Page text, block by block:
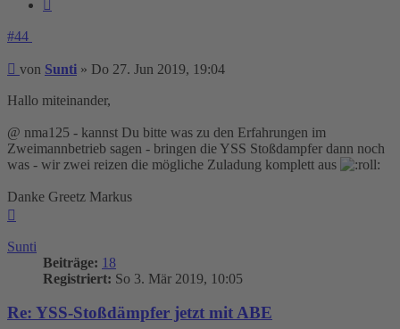
#44
Beitrag
von Sunti » Do 27. Jun 2019, 19:04
Hallo miteinander,
@ nma125 - kannst Du bitte was zu den Erfahrungen im
Zweimannbetrieb sagen - bringen die YSS Stoßdampfer dann noch
was - wir zwei reizen die mögliche Zuladung komplett aus
Danke Greetz Markus
Sunti
Beiträge: 18
Registriert: So 3. Mär 2019, 10:05
Re: YSS-Stoßdämpfer jetzt mit ABE